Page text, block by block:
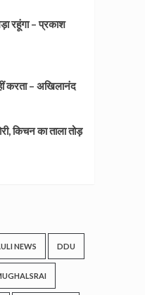
रहूंगा – प्रकाश
करता – अखिलानंद
किचन का ताला तोड़
NEWS DDU